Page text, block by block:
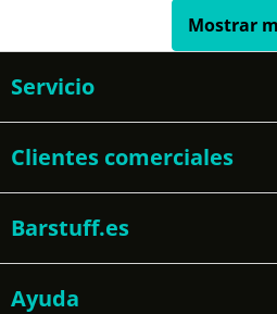
Mostrar
Servicio
Clientes comerciales
Barstuff.es
Ayuda